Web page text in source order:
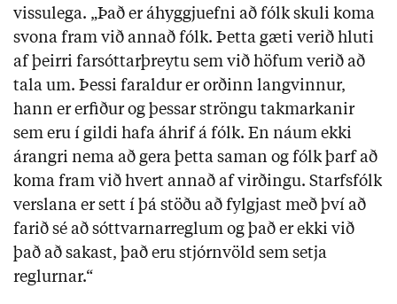
vissulega. „Það er áhyggjuefni að fólk skuli koma
svona fram við annað fólk. Þetta gæti verið hluti
af þeirri farsóttarþreytu sem við höfum verið að
tala um. Þessi faraldur er orðinn langvinnur,
hann er erfiður og þessar ströngu takmarkanir
sem eru í gildi hafa áhrif á fólk. En náum ekki
árangri nema að gera þetta saman og fólk þarf að
koma fram við hvert annað af virðingu. Starfsfólk
verslana er sett í þá stöðu að fylgjast með því að
farið sé að sóttvarnarreglum og það er ekki við
það að sakast, það eru stjórnvöld sem setja
reglurnar.“